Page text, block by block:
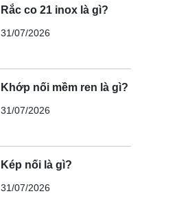
Rắc co 21 inox là gì?
31/07/2026
Khớp nối mềm ren là gì?
31/07/2026
Kép nối là gì?
31/07/2026